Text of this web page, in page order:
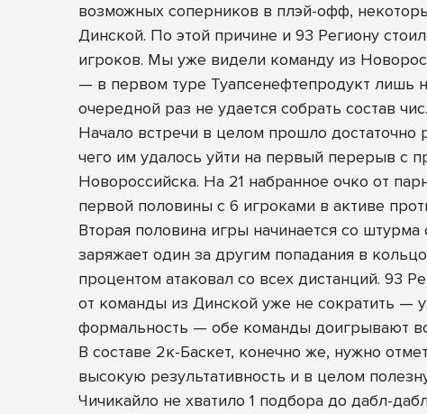
возможных соперников в плэй-офф,
Динской. По этой причине и 93 Региону
игроков. Мы уже видели команду из
— в первом туре Туапсенефтепродукт лишь
очередной раз не удается собрать состав
Начало встречи в целом прошло достаточно
чего им удалось уйти на первый перерыв с
Новороссийска. На 21 набранное очко от
первой половины с 6 игроками в активе
Вторая половина игры начинается со
заряжает один за другим попадания в
процентом атаковал со всех дистанций. 93
от команды из Динской уже не сократить —
формальность — обе команды доигрывают
В составе 2к-Баскет, конечно же, нужно
высокую результативность и в целом
Чичикайло не хватило 1 подбора до дабл-